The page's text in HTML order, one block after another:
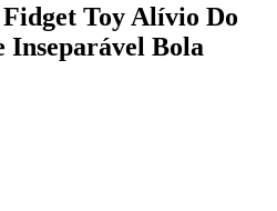
Toy Alívio Do
Inseparável Bola